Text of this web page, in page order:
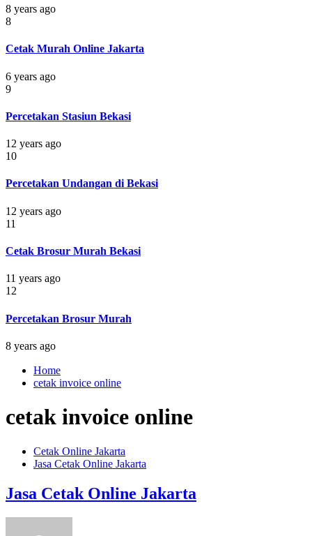
8 years ago
8
Cetak Murah Online Jakarta
6 years ago
9
Percetakan Stasiun Bekasi
12 years ago
10
Percetakan Undangan di Bekasi
12 years ago
11
Cetak Brosur Murah Bekasi
11 years ago
12
Percetakan Brosur Murah
8 years ago
Home
cetak invoice online
cetak invoice online
Cetak Online Jakarta
Jasa Cetak Online Jakarta
Jasa Cetak Online Jakarta